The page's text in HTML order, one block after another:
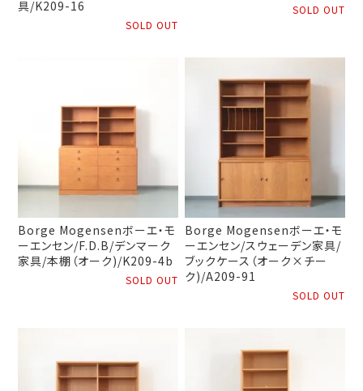
具/K209-16
SOLD OUT
SOLD OUT
Borge Mogensenボーエ・モ
ーエンセン/F.D.B/デンマーク
家具/本棚（オーク)/K209-4b
SOLD OUT
Borge Mogensenボーエ・モ
ーエンセン/スウェーデン家具/
ブックケース（オーク×チー
ク)/A209-91
SOLD OUT